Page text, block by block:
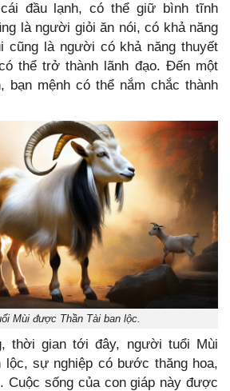
đầu lạnh, có thể giữ bình tĩnh
là người giỏi ăn nói, có khả năng
cũng là người có khả năng thuyết
thể trở thành lãnh đạo. Đến một
bạn mệnh có thể nắm chắc thành
Mùi được Thần Tài ban lộc.
thời gian tới đây, người tuổi Mùi
lộc, sự nghiệp có bước thăng hoa,
Cuộc sống của con giáp này được